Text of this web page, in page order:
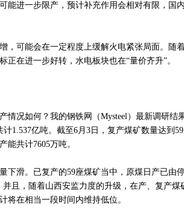
能进一步限产，预计补充作用会相对有限，国
，可能会在一定程度上缓解火电紧张局面。随
正在进一步好转，水电板块也在“量价齐升”。
情况如何？我的钢铁网（Mysteel）最新调研结
1.537亿吨。截至6月3日，复产煤矿数量达到
能共计7605万吨。
下滑。已复产的59座煤矿当中，原煤日产已由
并且，随着山西安监力度的升级，在产、复产
将在相当一段时间内维持低位。